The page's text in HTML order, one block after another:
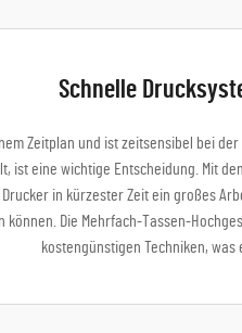
Schnelle
Zeitplan und ist zeitsensibel bei
ist eine wichtige Entscheidung. Mit
in kürzester Zeit ein großes
Die Mehrfach-Tassen-
kostengünstigen Techniken,